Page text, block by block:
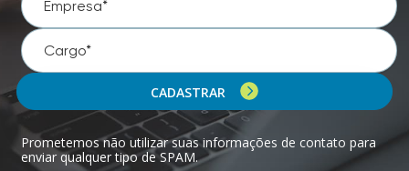
CADASTRAR
Prometemos não utilizar suas informações de contato para
enviar qualquer tipo de SPAM.